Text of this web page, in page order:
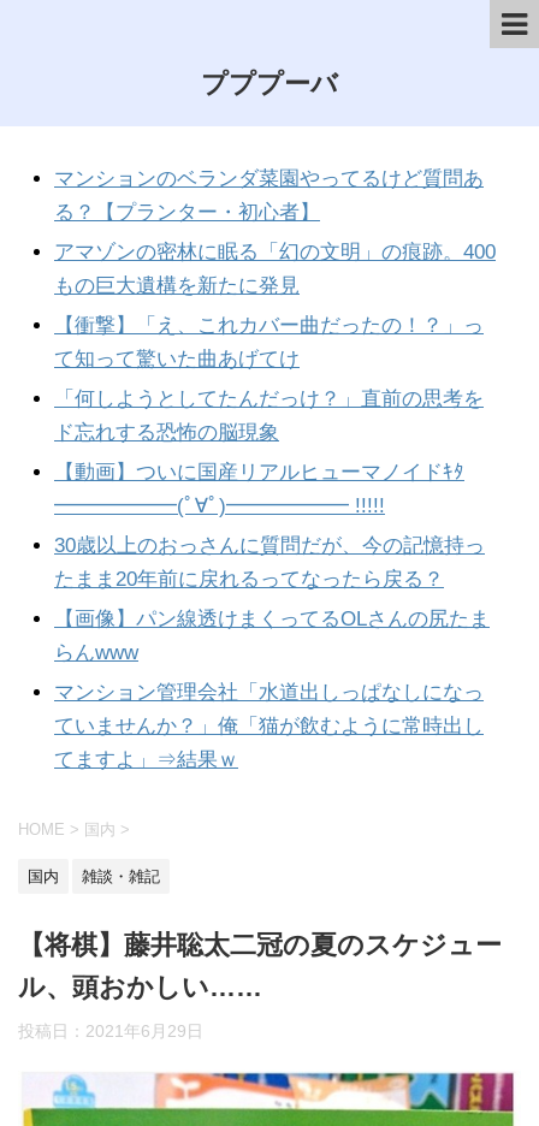
プププーバ
マンションのベランダ菜園やってるけど質問あ
る？【プランター・初心者】
アマゾンの密林に眠る「幻の文明」の痕跡。400
もの巨大遺構を新たに発見
【衝撃】「え、これカバー曲だったの！？」っ
て知って驚いた曲あげてけ
「何しようとしてたんだっけ？」直前の思考を
ド忘れする恐怖の脳現象
【動画】ついに国産リアルヒューマノイドｷﾀ
━━━━━━(ﾟ∀ﾟ)━━━━━━ !!!!!
30歳以上のおっさんに質問だが、今の記憶持っ
たまま20年前に戻れるってなったら戻る？
【画像】パン線透けまくってるOLさんの尻たま
らんwww
マンション管理会社「水道出しっぱなしになっ
ていませんか？」俺「猫が飲むように常時出し
てますよ」⇒結果ｗ
HOME > 国内 >
国内 雑談・雑記
【将棋】藤井聡太二冠の夏のスケジュー
ル、頭おかしい……
投稿日： 2021年6月29日